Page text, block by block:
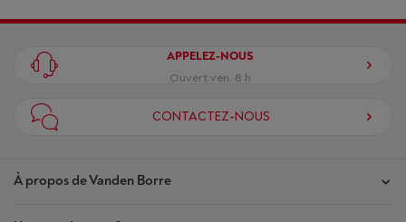
À propos de Vanden Borre
APPELEZ-NOUS
Ouvert ven. 8 h
CONTACTEZ-NOUS